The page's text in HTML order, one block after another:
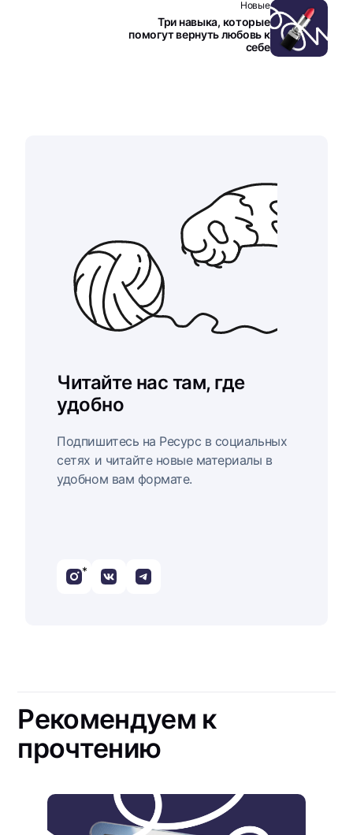
Новые
Три навыка, которые
помогут вернуть любовь к
себе
Читайте нас там, где
удобно
Подпишитесь на Ресурс в социальных
сетях и читайте новые материалы в
удобном вам формате.
*
Рекомендуем к
прочтению